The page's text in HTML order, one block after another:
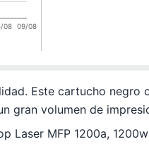
08 09/08
Este cartucho negro
gran volumen de
Laser MFP 1200a,